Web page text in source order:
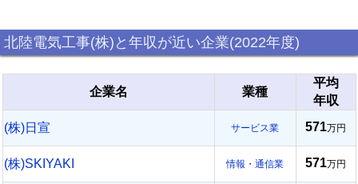
北陸電気工事(株)と年収が近い企業(2022年度)
企業名 業種
平均
年収
(株)日宣
サービス業 571万円
(株)SKIYAKI 情報・通信業 571万円